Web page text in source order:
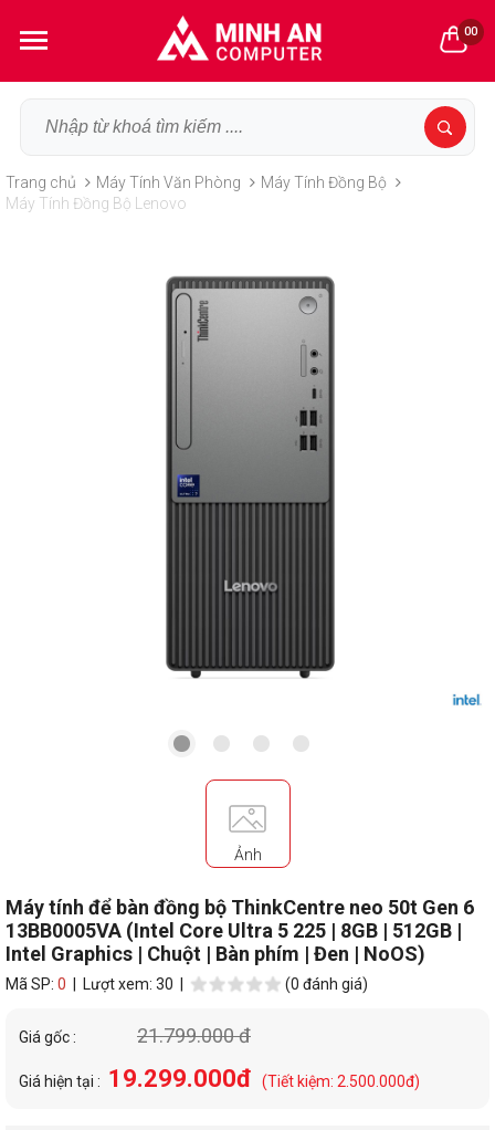
00
Trang chủ Máy Tính Văn Phòng
Máy Tính Đồng Bộ
Máy Tính Đồng Bộ Lenovo
Ảnh
Máy tính để bàn đồng bộ ThinkCentre neo 50t Gen 6
13BB0005VA (Intel Core Ultra 5 225 | 8GB | 512GB |
Intel Graphics | Chuột | Bàn phím | Đen | NoOS)
Mã SP: 0 | Lượt xem: 30 | (0 đánh giá)
Giá gốc : 21.799.000 đ
Giá hiện tại : 19.299.000đ (Tiết kiệm: 2.500.000đ)